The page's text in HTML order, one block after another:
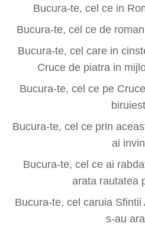
Bucura-te, cel ce in
Bucura-te, cel ce de
Bucura-te, cel care in
Cruce de piatra in
Bucura-te, cel ce pe
Bucura-te, cel ce prin
ai
Bucura-te, cel ce ai
arata rautatea
Bucura-te, cel caruia
s-au